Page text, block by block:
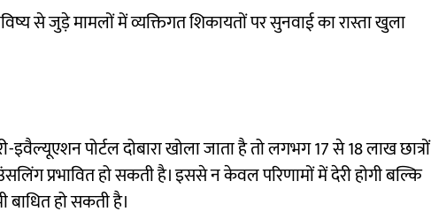
से जुड़े मामलों में व्यक्तिगत शिकायतों पर सुनवाई का रास्ता खुला
इवैल्यूएशन पोर्टल दोबारा खोला जाता है तो लगभग 17 से 18 लाख छात्रों
प्रभावित हो सकती है। इससे न केवल परिणामों में देरी होगी बल्कि
बाधित हो सकती है।